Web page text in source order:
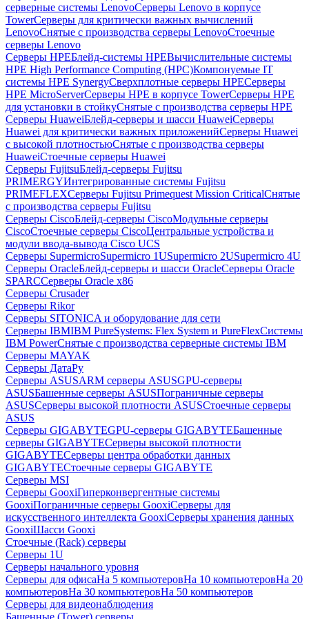
серверные системы LenovoСерверы Lenovo в корпусе
TowerСерверы для критически важных вычислений
LenovoСнятые с производства серверы LenovoСтоечные
серверы Lenovo
Серверы HPEБлейд-системы HPEВычислительные системы
HPE High Performance Computing (HPC)Компонуемые IT
системы HPE SynergyСверхплотные серверы HPEСерверы
HPE MicroServerСерверы HPE в корпусе TowerСерверы HPE
для установки в стойкуСнятые с производства серверы HPE
Серверы HuaweiБлейд-серверы и шасси HuaweiСерверы
Huawei для критически важных приложенийСерверы Huawei
с высокой плотностьюСнятые с производства серверы
HuaweiСтоечные серверы Huawei
Серверы FujitsuБлейд-серверы Fujitsu
PRIMERGYИнтегрированные системы Fujitsu
PRIMEFLEXСерверы Fujitsu Primequest Mission CriticalСнятые
с производства серверы Fujitsu
Серверы CiscoБлейд-серверы CiscoМодульные серверы
CiscoСтоечные серверы CiscoЦентральные устройства и
модули ввода-вывода Cisco UCS
Серверы SupermicroSupermicro 1USupermicro 2USupermicro 4U
Серверы OracleБлейд-серверы и шасси OracleСерверы Oracle
SPARCСерверы Oracle x86
Серверы Crusader
Серверы Rikor
Серверы SITONICA и оборудование для сети
Серверы IBMIBM PureSystems: Flex System и PureFlexСистемы
IBM PowerСнятые с производства серверные системы IBM
Серверы MAYAK
Серверы ДатаРу
Серверы ASUSARM серверы ASUSGPU-серверы
ASUSБашенные серверы ASUSПограничные серверы
ASUSСерверы высокой плотности ASUSСтоечные серверы
ASUS
Серверы GIGABYTEGPU-серверы GIGABYTEБашенные
серверы GIGABYTEСерверы высокой плотности
GIGABYTEСерверы центра обработки данных
GIGABYTEСтоечные серверы GIGABYTE
Серверы MSI
Серверы GooxiГиперконвергентные системы
GooxiПограничные серверы GooxiСерверы для
искусственного интеллекта GooxiСерверы хранения данных
GooxiШасси Gooxi
Стоечные (Rack) серверы
Серверы 1U
Серверы начального уровня
Серверы для офисаНа 5 компьютеровНа 10 компьютеровНа 20
компьютеровНа 30 компьютеровНа 50 компьютеров
Серверы для видеонаблюдения
Башенные (Tower) серверы